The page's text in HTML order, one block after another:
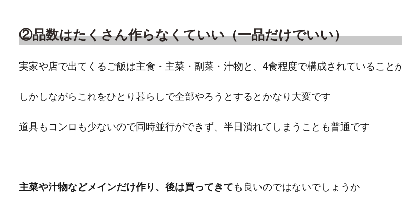
②品数はたくさん作らなくていい（一品だけでいい）
実家や店で出てくるご飯は主食・主菜・副菜・汁物と、4食程度で構成されていること
しかしながらこれをひとり暮らしで全部やろうとするとかなり大変です
道具もコンロも少ないので同時並行ができず、半日潰れてしまうことも普通です
主菜や汁物などメインだけ作り、後は買ってきても良いのではないでしょうか